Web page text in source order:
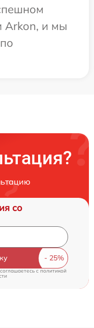
Arkon, и мы
со
c политикой